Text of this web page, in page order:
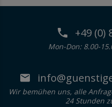
+49 (0)
Mon-Don: 8.00-
Wir bemühen uns, alle
24 Stunden